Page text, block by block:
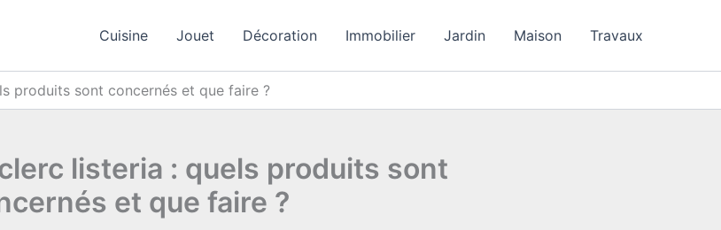
Cuisine Jouet Décoration Immobilier Jardin Maison Travaux
produits sont concernés et que faire ?
listeria : quels produits sont
et que faire ?